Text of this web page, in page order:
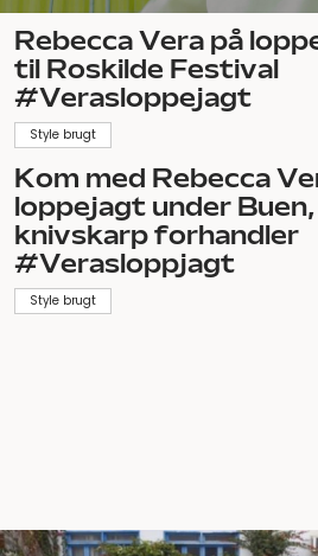
Rebecca Vera på
til Roskilde Festival
#Verasloppejagt
Style brugt
Kom med Rebecca
loppejagt under
knivskarp forhandler
#Verasloppjagt
Style brugt